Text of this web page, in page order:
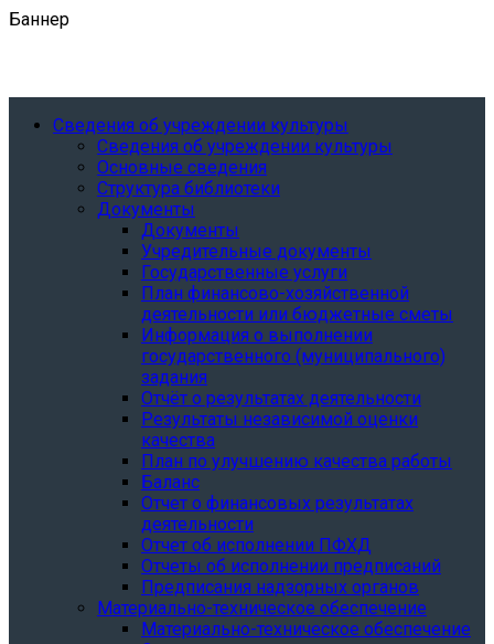
Баннер
Сведения об учреждении культуры
Сведения об учреждении культуры
Основные сведения
Структура библиотеки
Документы
Документы
Учредительные документы
Государственные услуги
План финансово-хозяйственной
деятельности или бюджетные сметы
Информация о выполнении
государственного (муниципального)
задания
Отчёт о результатах деятельности
Результаты независимой оценки
качества
План по улучшению качества работы
Баланс
Отчет о финансовых результатах
деятельности
Отчет об исполнении ПФХД
Отчеты об исполнении предписаний
Предписания надзорных органов
Материально-техническое обеспечение
Материально-техническое обеспечение